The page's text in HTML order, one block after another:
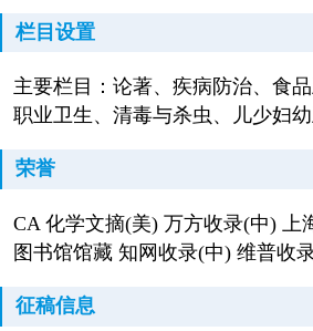
栏目设置
主要栏目：论著、疾病防治、食品
职业卫生、清毒与杀虫、儿少妇幼
荣誉
CA 化学文摘(美) 万方收录(中) 上
图书馆馆藏 知网收录(中) 维普收
征稿信息